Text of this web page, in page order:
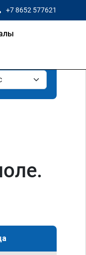
+7 8652 577621